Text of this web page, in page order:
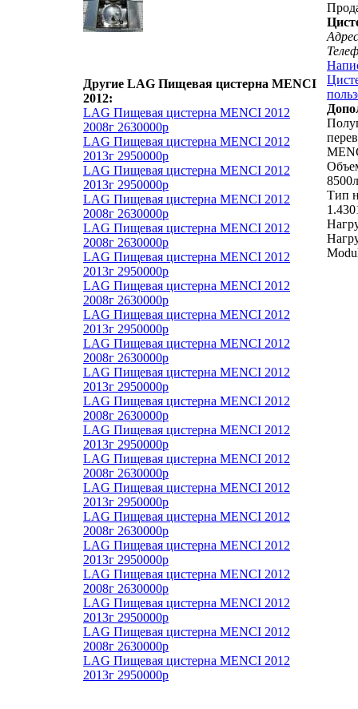
Другие LAG Пищевая цистерна MENCI
2012:
LAG Пищевая цистерна MENCI 2012
2008г 2630000р
LAG Пищевая цистерна MENCI 2012
2013г 2950000р
LAG Пищевая цистерна MENCI 2012
2013г 2950000р
LAG Пищевая цистерна MENCI 2012
2008г 2630000р
LAG Пищевая цистерна MENCI 2012
2008г 2630000р
LAG Пищевая цистерна MENCI 2012
2013г 2950000р
LAG Пищевая цистерна MENCI 2012
2008г 2630000р
LAG Пищевая цистерна MENCI 2012
2013г 2950000р
LAG Пищевая цистерна MENCI 2012
2008г 2630000р
LAG Пищевая цистерна MENCI 2012
2013г 2950000р
LAG Пищевая цистерна MENCI 2012
2008г 2630000р
LAG Пищевая цистерна MENCI 2012
2013г 2950000р
LAG Пищевая цистерна MENCI 2012
2008г 2630000р
LAG Пищевая цистерна MENCI 2012
2013г 2950000р
LAG Пищевая цистерна MENCI 2012
2008г 2630000р
LAG Пищевая цистерна MENCI 2012
2013г 2950000р
LAG Пищевая цистерна MENCI 2012
2008г 2630000р
LAG Пищевая цистерна MENCI 2012
2013г 2950000р
LAG Пищевая цистерна MENCI 2012
2008г 2630000р
LAG Пищевая цистерна MENCI 2012
2013г 2950000р
Тип